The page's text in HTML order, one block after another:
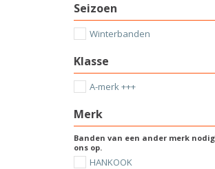
Seizoen
Winterbanden
Klasse
A-merk +++
Merk
Banden van een ander merk
ons op.
HANKOOK